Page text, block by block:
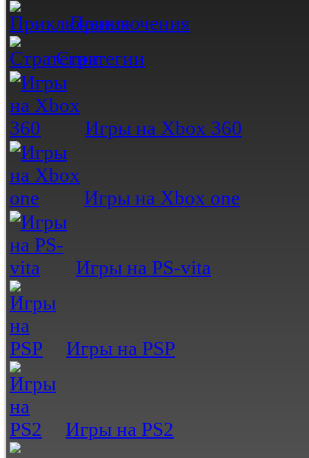
Приключения
Стратегии
Игры на Xbox 360
Игры на Xbox one
Игры на PS-vita
Игры на PSP
Игры на PS2